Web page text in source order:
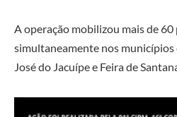
A operação mobilizou mais de
simultaneamente nos municípios
José do Jacuípe e Feira de